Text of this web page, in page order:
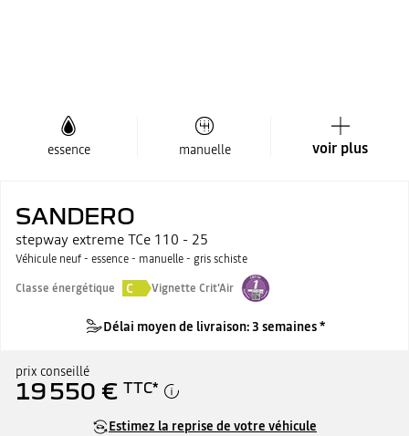
essence manuelle voir plus
SANDERO
stepway extreme TCe 110 - 25
Véhicule neuf - essence - manuelle - gris schiste
Classe énergétique
C Vignette Crit'Air
Délai moyen de livraison: 3 semaines *
prix conseillé
19 550 € TTC*
Estimez la reprise de votre véhicule